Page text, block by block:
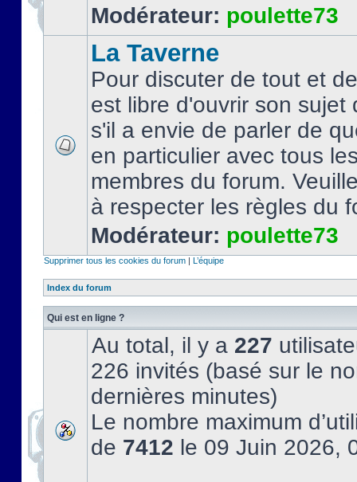
Modérateur: poulette73
La Taverne
Pour discuter de tout et
est libre d'ouvrir son sujet
s'il a envie de parler de
en particulier avec tous
membres du forum.
à respecter les règles du
Modérateur: poulette73
Supprimer tous les cookies du forum | L’équipe
Index du forum
Qui est en ligne ?
Au total, il y a 227
226 invités (basé sur le
dernières minutes)
Le nombre maximum
de 7412 le 09 Juin 2026,